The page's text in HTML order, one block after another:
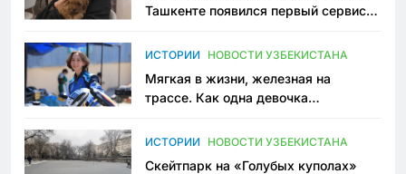
Ташкенте появился первый сервис
ИСТОРИИ НОВОСТИ УЗБЕКИСТАНА
Мягкая в жизни, железная на
трассе. Как одна девочка
Узбекистане
ИСТОРИИ НОВОСТИ УЗБЕКИСТАНА
Скейтпарк на «Голубых куполах»